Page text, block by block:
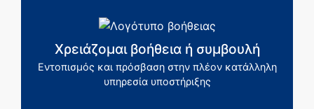
Χρειάζομαι βοήθεια ή συμβουλή
Εντοπισμός και πρόσβαση στην πλέον κατάλληλη
υπηρεσία υποστήριξης